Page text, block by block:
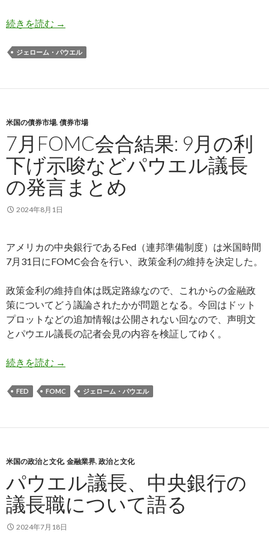
続きを読む パウエル議長のジャクソンホール会議での発言ま
→
ジェローム・パウエル
米国の債券市場, 債券市場
7月FOMC会合結果: 9月の利
下げ示唆などパウエル議長
の発言まとめ
2024年8月1日
アメリカの中央銀行であるFed（連邦準備制度）は米国時間
7月31日にFOMC会合を行い、政策金利の維持を決定した。
政策金利の維持自体は既定路線なので、これからの金融政
策についてどう議論されたかが問題となる。今回はドット
プロットなどの追加情報は公開されない回なので、声明文
とパウエル議長の記者会見の内容を検証してゆく。
続きを読む 7月FOMC会合結果: 9月の利下げ示唆などパウエ
→
FED FOMC ジェローム・パウエル
米国の政治と文化, 金融業界, 政治と文化
パウエル議長、中央銀行の
議長職について語る
2024年7月18日